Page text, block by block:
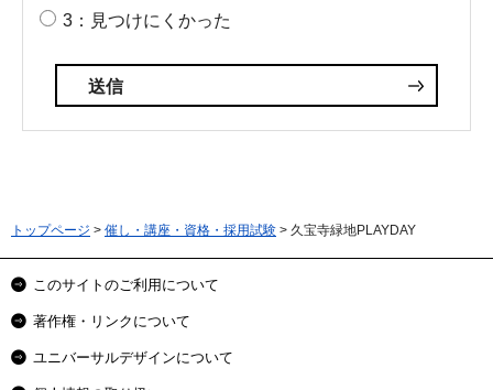
3：見つけにくかった
トップページ > 催し・講座・資格・採用試験 > 久宝寺緑地PLAYDAY
このサイトのご利用について
著作権・リンクについて
ユニバーサルデザインについて